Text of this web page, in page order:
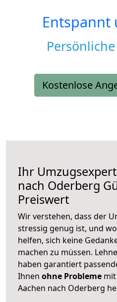
Entspannt
Kostenlose
Ihr
nach Oderberg
Preiswert
Wir verstehen, dass der
stressig genug ist, und
helfen, sich keine
machen zu müssen.
haben garantiert
Ihnen ohne Probleme
Aachen nach Oderberg